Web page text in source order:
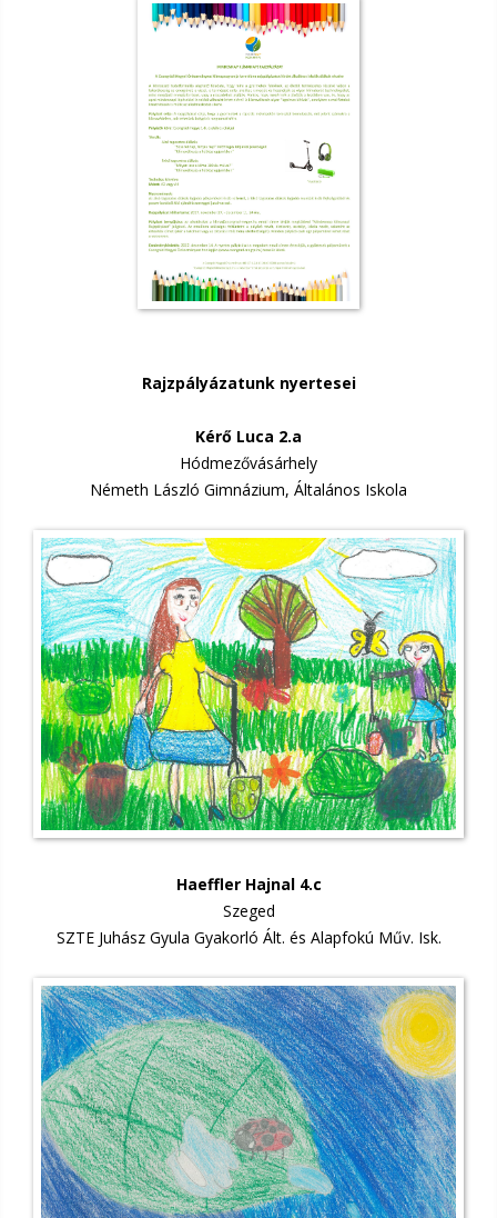
Rajzpályázatunk nyertesei
Kérő Luca 2.a
Hódmezővásárhely
Németh László Gimnázium, Általános Iskola
Haeffler Hajnal 4.c
Szeged
SZTE Juhász Gyula Gyakorló Ált. és Alapfokú Műv. Isk.